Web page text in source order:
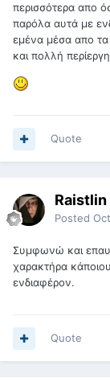
περισσότερα απο
παρόλα αυτά με
εμένα μέσα απο τα
και πολλή
Quote
Raistlin
Posted
Συμφωνώ και
χαρακτήρα
ενδιαφέρον.
Quote